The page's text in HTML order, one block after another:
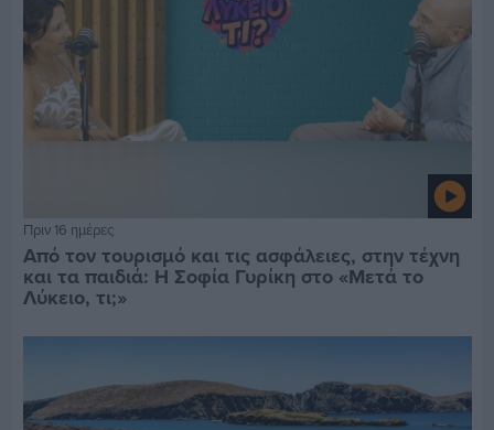
Πριν 16 ημέρες
Από τον τουρισμό και τις ασφάλειες, στην τέχνη
και τα παιδιά: Η Σοφία Γυρίκη στο «Μετά το
Λύκειο, τι;»